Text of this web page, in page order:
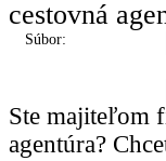
cestovná
Súbor:
Ste majiteľom
agentúra?